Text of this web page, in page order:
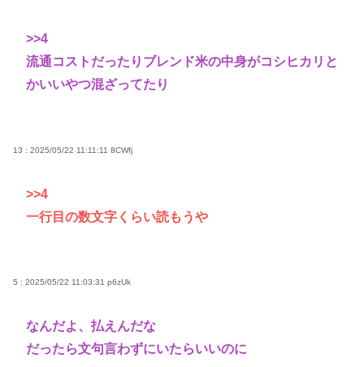
>>4
流通コストだったりブレンド米の中身がコシヒカリと
かいいやつ混ざってたり
13 : 2025/05/22 11:11:11 8CWfj
>>4
一行目の数文字くらい読もうや
5 : 2025/05/22 11:03:31 p6zUk
なんだよ、払えんだな
だったら文句言わずにいたらいいのに